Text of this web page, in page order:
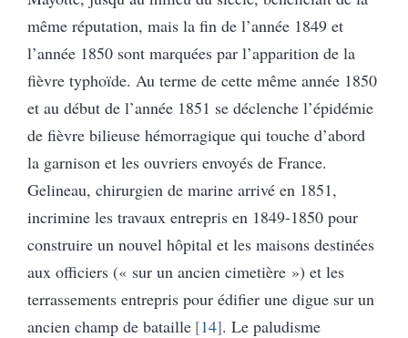
même réputation, mais la fin de l’année 1849 et
l’année 1850 sont marquées par l’apparition de la
fièvre typhoïde. Au terme de cette même année 1850
et au début de l’année 1851 se déclenche l’épidémie
de fièvre bilieuse hémorragique qui touche d’abord
la garnison et les ouvriers envoyés de France.
Gelineau, chirurgien de marine arrivé en 1851,
incrimine les travaux entrepris en 1849-1850 pour
construire un nouvel hôpital et les maisons destinées
aux officiers (« sur un ancien cimetière ») et les
terrassements entrepris pour édifier une digue sur un
ancien champ de bataille 14 . Le paludisme